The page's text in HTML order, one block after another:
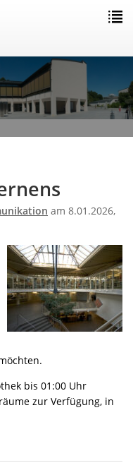
am 8.01.2026,
bis 01:00 Uhr
zur Verfügung, in